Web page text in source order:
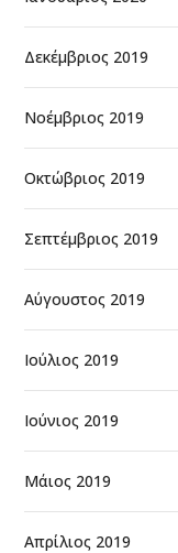
Δεκέμβριος 2019
Νοέμβριος 2019
Οκτώβριος 2019
Σεπτέμβριος 2019
Αύγουστος 2019
Ιούλιος 2019
Ιούνιος 2019
Μάιος 2019
Απρίλιος 2019